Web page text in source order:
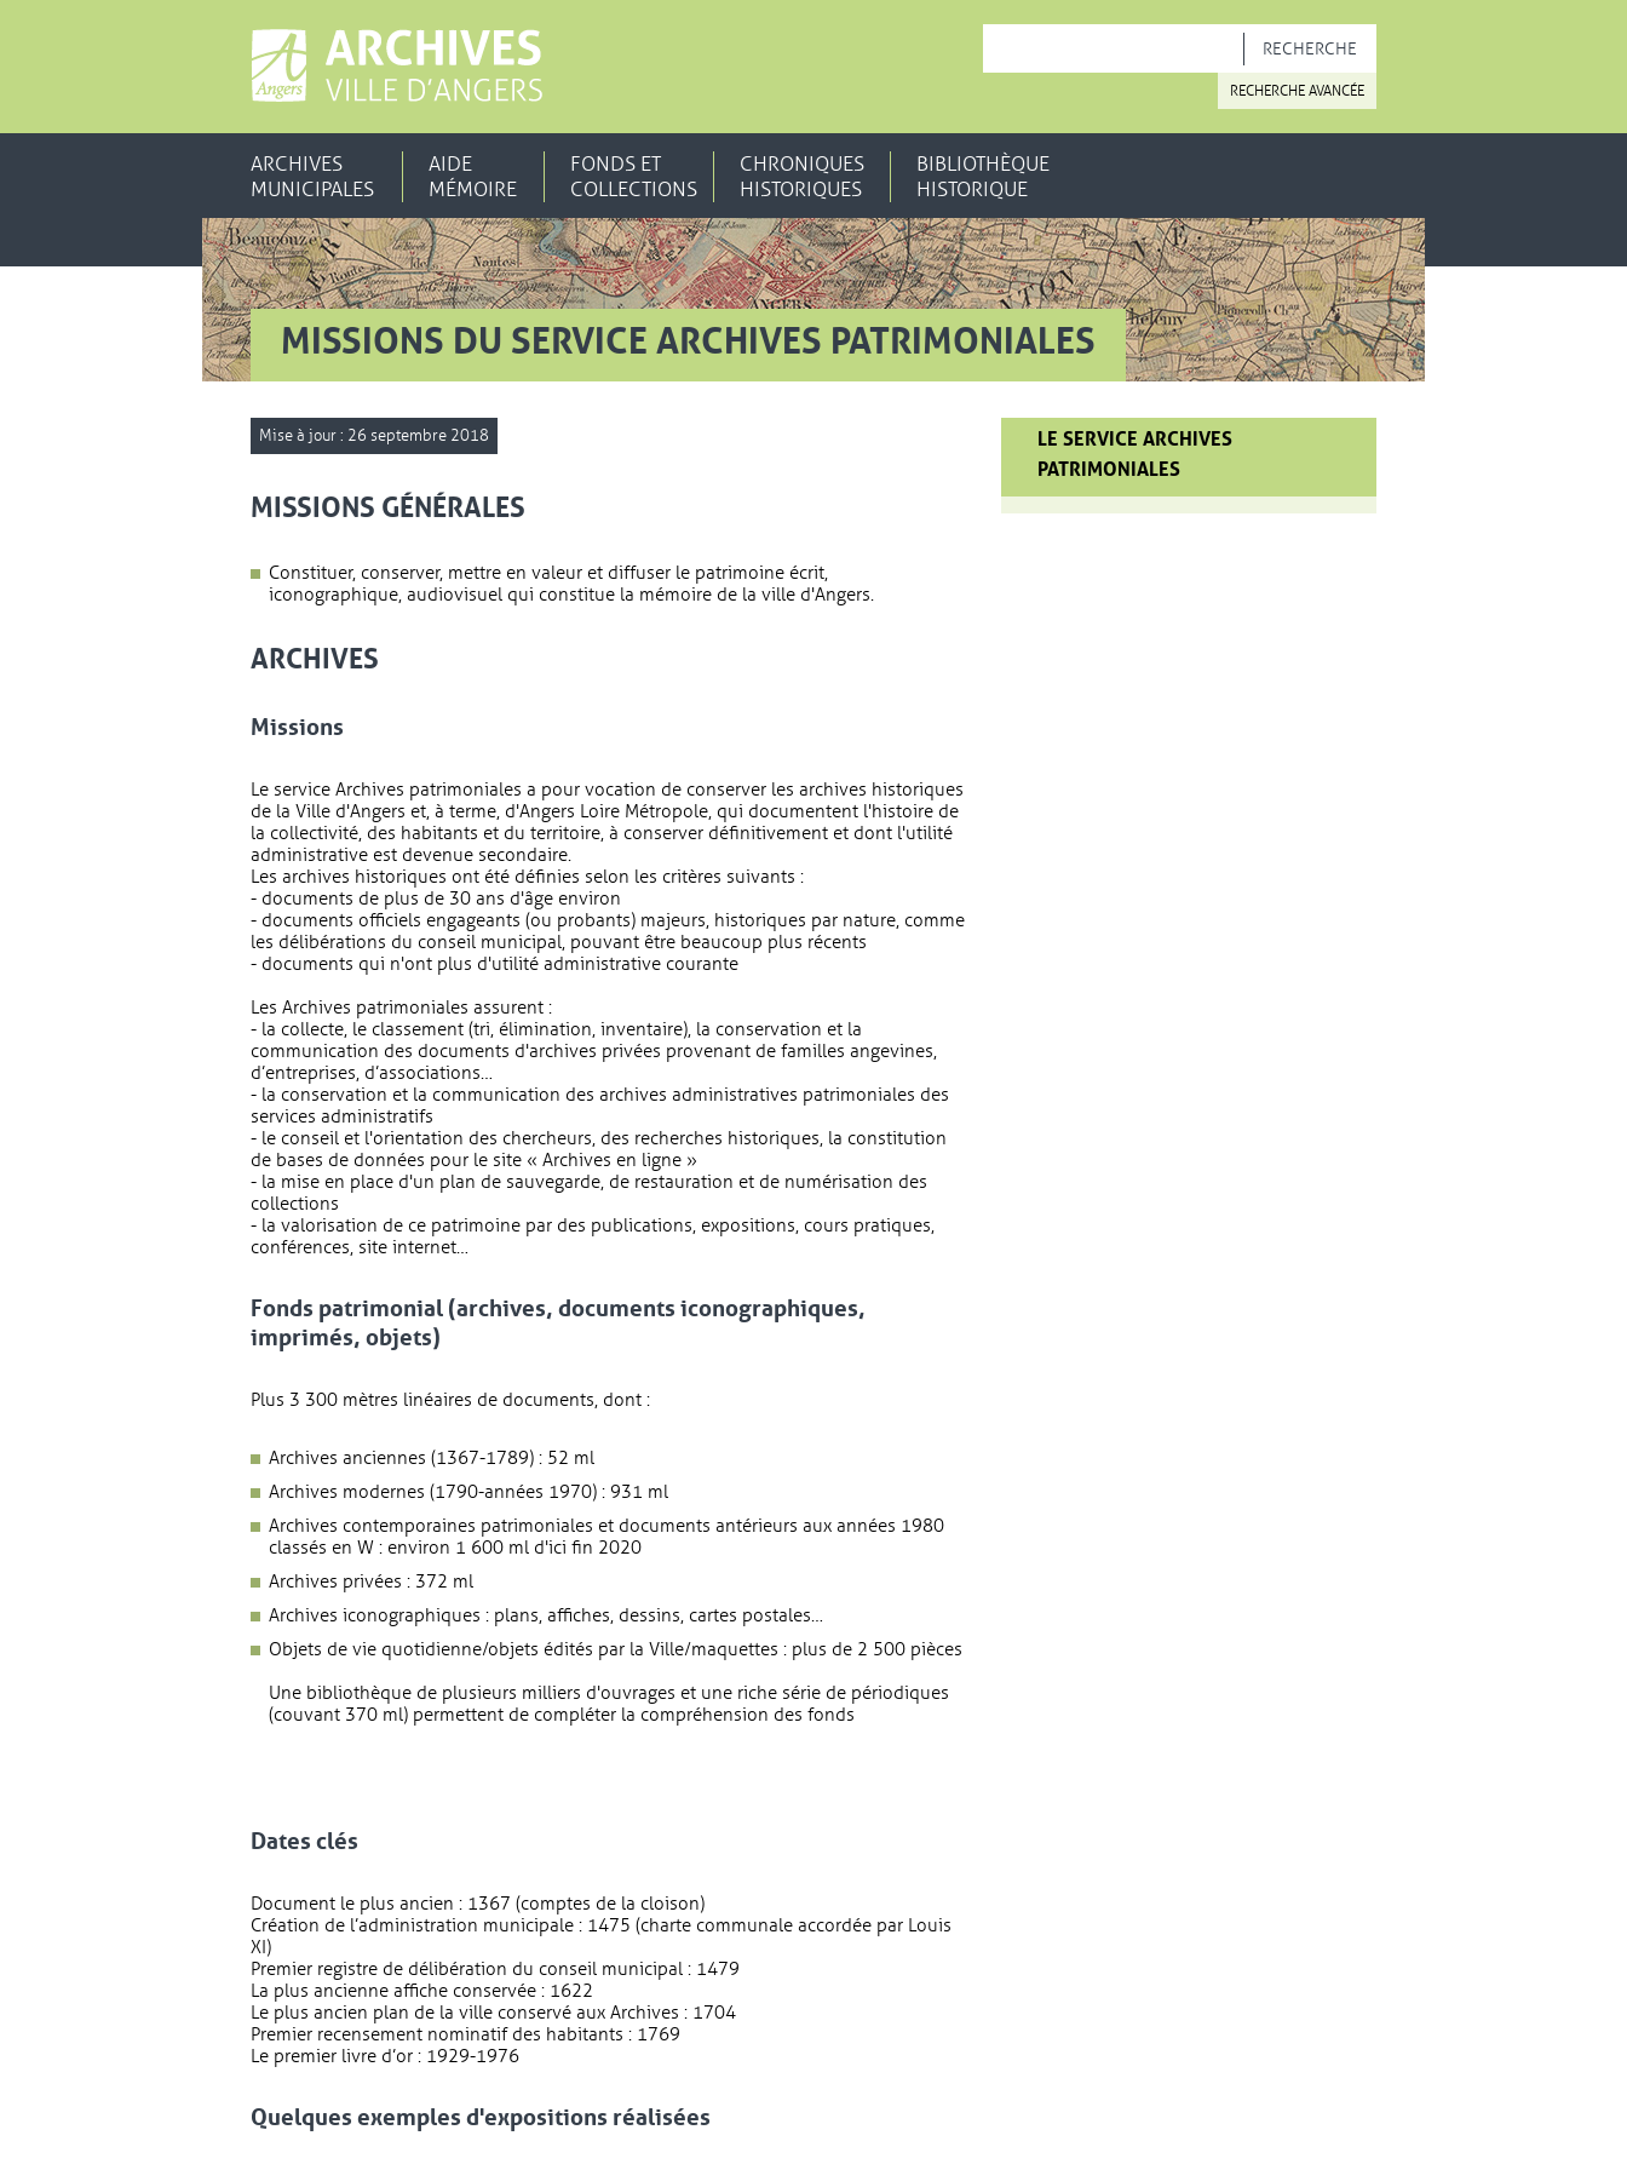
RECHERCHE AVANCÉE
ARCHIVES
MUNICIPALES
AIDE
MÉMOIRE
FONDS ET
COLLECTIONS
CHRONIQUES
HISTORIQUES
BIBLIOTHÈQUE
HISTORIQUE
MISSIONS DU SERVICE ARCHIVES PATRIMONIALES
Mise à jour : 26 septembre 2018
MISSIONS GÉNÉRALES
Constituer, conserver, mettre en valeur et diffuser le patrimoine écrit,
iconographique, audiovisuel qui constitue la mémoire de la ville d'Angers.
ARCHIVES
Missions
Le service Archives patrimoniales a pour vocation de conserver les archives historiques
de la Ville d'Angers et, à terme, d'Angers Loire Métropole, qui documentent l'histoire de
la collectivité, des habitants et du territoire, à conserver définitivement et dont l'utilité
administrative est devenue secondaire.
Les archives historiques ont été définies selon les critères suivants :
- documents de plus de 30 ans d'âge environ
- documents officiels engageants (ou probants) majeurs, historiques par nature, comme
les délibérations du conseil municipal, pouvant être beaucoup plus récents
- documents qui n'ont plus d'utilité administrative courante
Les Archives patrimoniales assurent :
- la collecte, le classement (tri, élimination, inventaire), la conservation et la
communication des documents d'archives privées provenant de familles angevines,
d’entreprises, d’associations…
- la conservation et la communication des archives administratives patrimoniales des
services administratifs
- le conseil et l'orientation des chercheurs, des recherches historiques, la constitution
de bases de données pour le site « Archives en ligne »
- la mise en place d'un plan de sauvegarde, de restauration et de numérisation des
collections
- la valorisation de ce patrimoine par des publications, expositions, cours pratiques,
conférences, site internet…
Fonds patrimonial (archives, documents iconographiques,
imprimés, objets)
Plus 3 300 mètres linéaires de documents, dont :
Archives anciennes (1367-1789) : 52 ml
Archives modernes (1790-années 1970) : 931 ml
Archives contemporaines patrimoniales et documents antérieurs aux années 1980
classés en W : environ 1 600 ml d'ici fin 2020
Archives privées : 372 ml
Archives iconographiques : plans, affiches, dessins, cartes postales…
Objets de vie quotidienne/objets édités par la Ville/maquettes : plus de 2 500 pièces
Une bibliothèque de plusieurs milliers d'ouvrages et une riche série de périodiques
(couvant 370 ml) permettent de compléter la compréhension des fonds
Dates clés
Document le plus ancien : 1367 (comptes de la cloison)
Création de l’administration municipale : 1475 (charte communale accordée par Louis
XI)
Premier registre de délibération du conseil municipal : 1479
La plus ancienne affiche conservée : 1622
Le plus ancien plan de la ville conservé aux Archives : 1704
Premier recensement nominatif des habitants : 1769
Le premier livre d’or : 1929-1976
Quelques exemples d'expositions réalisées
LE SERVICE ARCHIVES
PATRIMONIALES